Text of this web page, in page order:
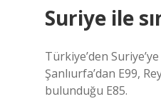
Suriye ile
Türkiye’den
Şanlıurfa’dan E99,
bulunduğu E85.